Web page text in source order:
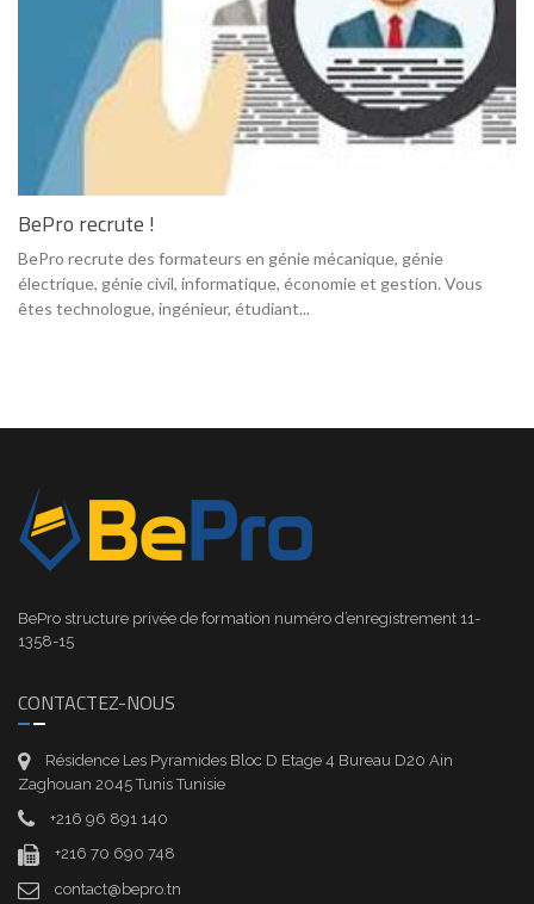
BePro recrute !
BePro recrute des formateurs en génie mécanique, génie
électrique, génie civil, informatique, économie et gestion. Vous
êtes technologue, ingénieur, étudiant...
BePro structure privée de formation numéro d’enregistrement 11-
1358-15
CONTACTEZ-NOUS
Résidence Les Pyramides Bloc D Etage 4 Bureau D20 Ain
Zaghouan 2045 Tunis Tunisie
+216 96 891 140
+216 70 690 748
contact@bepro.tn